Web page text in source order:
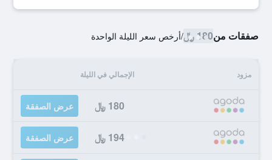
صفقات من180 ﷼ /أرخص سعر الليلة الواحدة
مزود الإجمالي في الليلة
180 ﷼ عرض الصفقة
194 ﷼ عرض الصفقة